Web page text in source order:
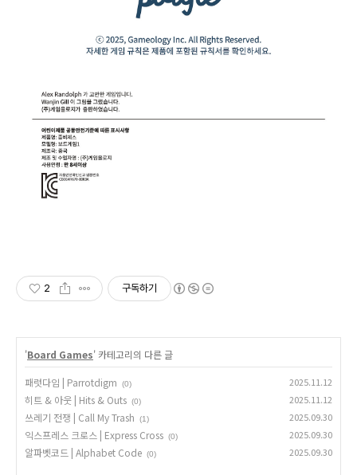
2 구독하기
'Board Games' 카테고리의 다른 글
패럿다임 | Parrotdigm (0) 2025.11.12
히트 & 아웃 | Hits & Outs (0) 2025.11.12
쓰레기 전쟁 | Call My Trash (1) 2025.09.30
익스프레스 크로스 | Express Cross (0) 2025.09.30
알파벳코드 | Alphabet Code (0) 2025.09.30